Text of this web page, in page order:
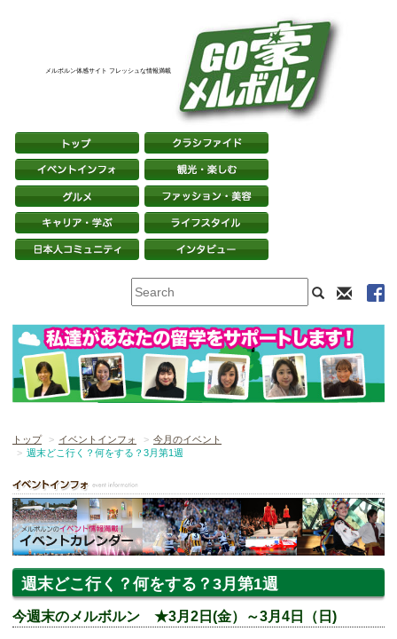
メルボルン体感サイト フレッシュな情報満載
トップ イベントインフォ
今月のイベント
週末どこ行く？何をする？3月第1週
週末どこ行く？何をする？3月第1週
今週末のメルボルン ★3月2日(金）～3月4日（日)